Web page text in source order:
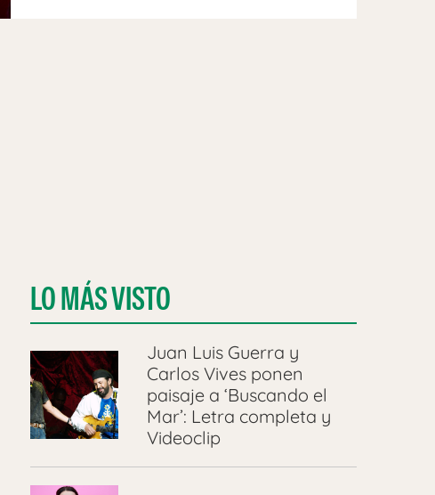
LO MÁS VISTO
Juan Luis Guerra y
Carlos Vives ponen
paisaje a ‘Buscando el
Mar’: Letra completa y
Videoclip